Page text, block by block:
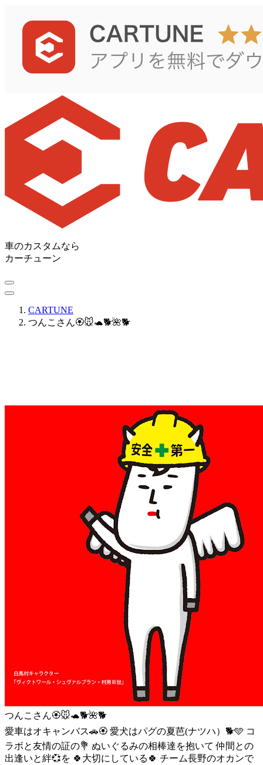
車のカスタムなら
カーチューン
CARTUNE
つんこさん🏵️🐭🐢🐕🌺🐕
つんこさん🏵️🐭🐢🐕🌺🐕
愛車はオキャンバス🚗🏵️ 愛犬はパグの夏芭(ナツハ）🐕🩵 コ
ラボと友情の証の💐 ぬいぐるみの相棒達を抱いて 仲間との
出逢いと絆💞を 🍀大切にしている🍀 チーム長野のオカンで